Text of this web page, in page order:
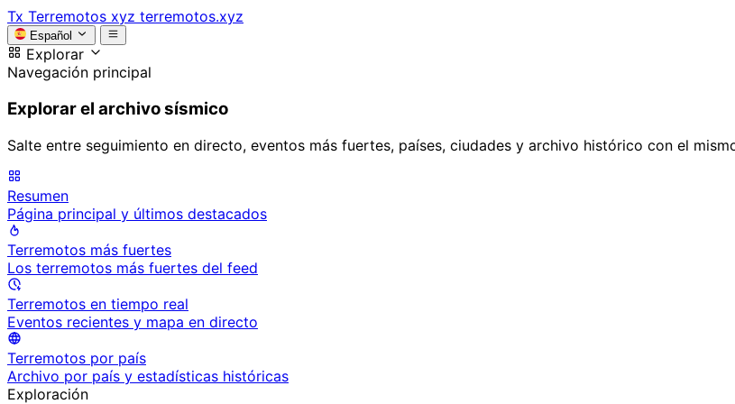
Tx Terremotos xyz terremotos.xyz
Español
Explorar
Navegación principal
Explorar el archivo sísmico
Salte entre seguimiento en directo, eventos más fuertes, países, ciudades y archivo histórico con el
Resumen
Página principal y últimos destacados
Terremotos más fuertes
Los terremotos más fuertes del feed
Terremotos en tiempo real
Eventos recientes y mapa en directo
Terremotos por país
Archivo por país y estadísticas históricas
Exploración